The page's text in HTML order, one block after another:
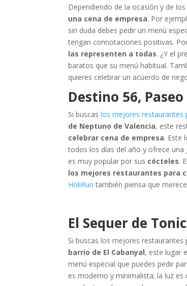
Dependiendo de la ocasión y de
una cena de empresa. Por
sin duda debes pedir un menú
tengan connotaciones positivas.
las representen a todas. ¿Y el
baratos que su menú habitual.
quieres celebrar un acuerdo de
Destino 56,
Si buscaslos mejores restaurantes
de Neptuno de Valencia, este
celebrar cena de empresa. Este
todos los días del año y ofrece
es muy popular por sus cócteles.
los mejores restaurantes para
HoliRun también piensa que
El Sequer de
Si buscas los mejores
barrio de El Cabanyal, este lugar
menú especial que puedes pedir
es moderno y minimalista; la luz